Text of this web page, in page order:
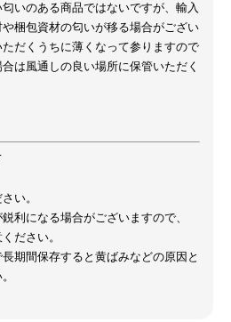
いのある商品ではないですが、輸入
梱包資材の匂いが移る場合がござい
だくうちに薄くなって参りますので
は風通しの良い場所に保管いただく
い。
利になる場合がございますので、
ださい。
期間保存すると黄ばみなどの原因と